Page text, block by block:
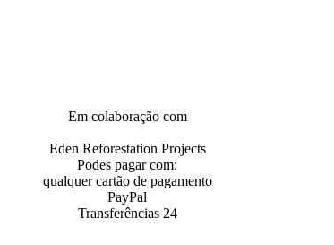
Em colaboração com
Eden Reforestation Projects
Podes pagar com:
qualquer cartão de pagamento
PayPal
Transferências 24